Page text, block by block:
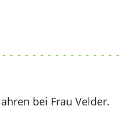
bei Frau Velder.